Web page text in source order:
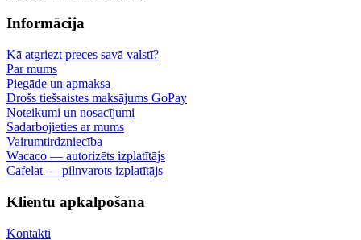
Informācija
Kā atgriezt preces savā valstī?
Par mums
Piegāde un apmaksa
Drošs tiešsaistes maksājums GoPay
Noteikumi un nosacījumi
Sadarbojieties ar mums
Vairumtirdzniecība
Wacaco — autorizēts izplatītājs
Cafelat — pilnvarots izplatītājs
Klientu apkalpošana
Kontakti